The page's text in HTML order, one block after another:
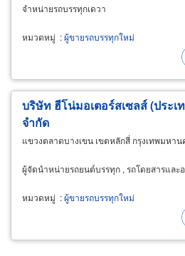
จำหน่ายรถบรรทุกเดวา
หมวดหมู่ :ผู้ขายรถบรรทุกใหม่
บริษัท ฮีโน่มอเตอร์สเซลส์ (ประเ
จำกัด
แขวงตลาดบางเขน เขตหลักสี่ กรุงเทพมหาน
ผู้จัดนำหน่ายรถยนต์บรรทุก , รถโดยสารและ
หมวดหมู่ :ผู้ขายรถบรรทุกใหม่